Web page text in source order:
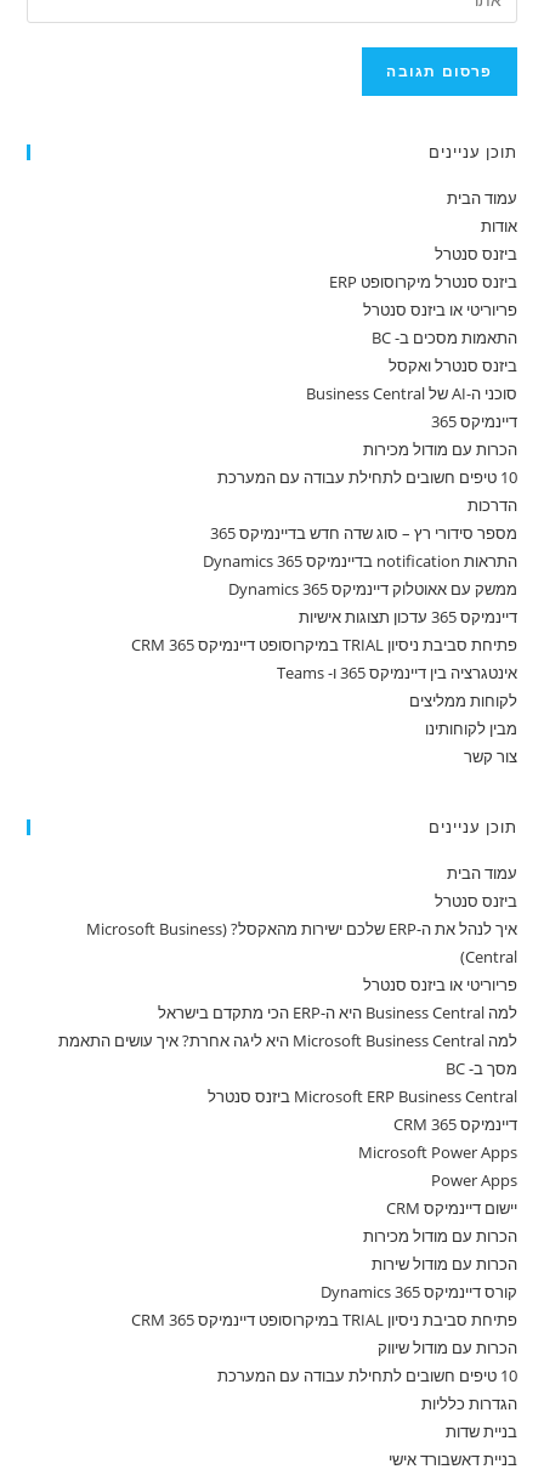
תוכן עניינים
עמוד הבית
אודות
ביזנס סנטרל
ביזנס סנטרל מיקרוסופט ERP
פריוריטי או ביזנס סנטרל
התאמות מסכים ב- BC
ביזנס סנטרל ואקסל
סוכני ה-AI של Business Central
דיינמיקס 365
הכרות עם מודול מכירות
10 טיפים חשובים לתחילת עבודה עם המערכת
הדרכות
מספר סידורי רץ – סוג שדה חדש בדיינמיקס 365
התראות notification בדיינמיקס 365 Dynamics
ממשק עם אאוטלוק דיינמיקס 365 Dynamics
דיינמיקס 365 עדכון תצוגות אישיות
פתיחת סביבת ניסיון TRIAL במיקרוסופט דיינמיקס 365 CRM
אינטגרציה בין דיינמיקס 365 ו- Teams
לקוחות ממליצים
מבין לקוחותינו
צור קשר
תוכן עניינים
עמוד הבית
ביזנס סנטרל
איך לנהל את ה-ERP שלכם ישירות מהאקסל? (Microsoft Business
Central)
פריוריטי או ביזנס סנטרל
למה Business Central היא ה-ERP הכי מתקדם בישראל
למה Microsoft Business Central היא ליגה אחרת? איך עושים התאמת
מסך ב- BC
Microsoft ERP Business Central ביזנס סנטרל
דיינמיקס 365 CRM
Microsoft Power Apps
Power Apps
יישום דיינמיקס CRM
הכרות עם מודול מכירות
הכרות עם מודול שירות
קורס דיינמיקס 365 Dynamics
פתיחת סביבת ניסיון TRIAL במיקרוסופט דיינמיקס 365 CRM
הכרות עם מודול שיווק
10 טיפים חשובים לתחילת עבודה עם המערכת
הגדרות כלליות
בניית שדות
בניית דאשבורד אישי